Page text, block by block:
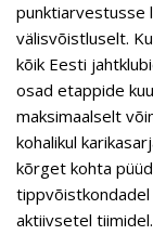
punktiarvestusse
välisvõistluselt.
kõik Eesti
osad etappide
maksimaalselt
kohalikul
kõrget kohta
aktiivsetel tiimidel.